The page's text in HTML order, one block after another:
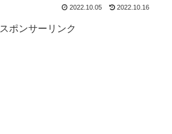
2022.10.05 2022.10.16
スポンサーリンク